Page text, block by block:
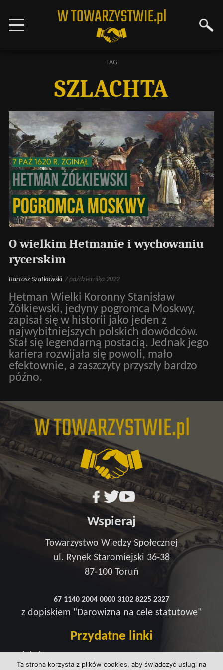
TAG
SZLACHTA
O wielkim Hetmanie i wychowaniu
rycerskim
Bartosz Szatkowski 7 października 2022
Hetman Wielki Koronny Stanisław
Żółkiewski, jedyny pogromca Moskwy,
zapisał się w historii jako jeden z
najwybitniejszych polskich dowódców.
Stał się legendarną postacią. Jednak jego
kariera rozwijała się powoli, mało
efektownie, a zaszczyty przyszły bardzo
późno.
Ta strona korzysta z plików cookies, aby świadczyć usługi na
Wspieraj
Towarzystwo Wiedzy Społecznej
ul. Rynek Staromiejski 36-38
87-100 Toruń
67 1140 2004 0000 3102 8225 2327
z dopiskiem "Darowizna na cele statutowe"
Przydatne linki